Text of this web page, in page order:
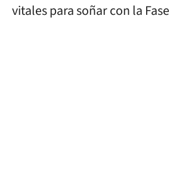
vitales para soñar con la